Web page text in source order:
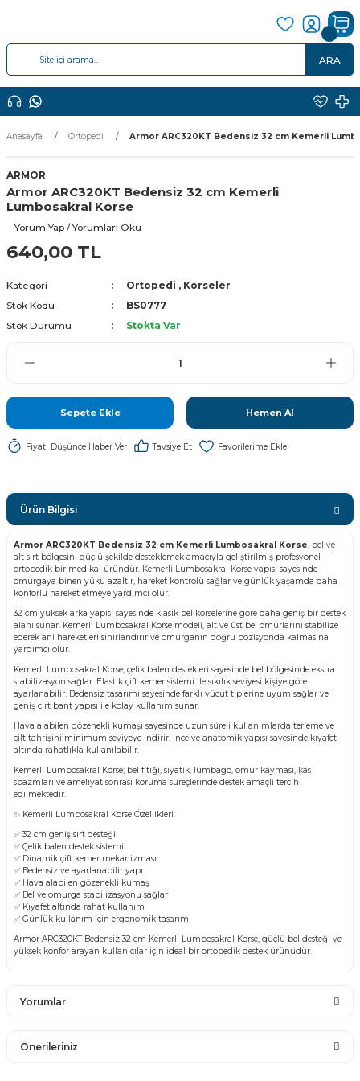
ARA
Anasayfa Ortopedi Armor ARC320KT Bedensiz 32 cm Kemerli
ARMOR
Armor ARC320KT Bedensiz 32 cm Kemerli
Lumbosakral Korse
Yorum Yap / Yorumları Oku
640,00 TL
Kategori Ortopedi , Korseler
Stok Kodu
BS0777
Stok Durumu
Stokta Var
Sepete Ekle Hemen Al
Fiyatı Düşünce Haber Ver Tavsiye Et
Ürün Bilgisi
Armor ARC320KT Bedensiz 32 cm Kemerli Lumbosakral Korse, bel ve
alt sırt bölgesini güçlü şekilde desteklemek amacıyla geliştirilmiş profesyonel
ortopedik bir medikal üründür. Kemerli Lumbosakral Korse yapısı sayesinde
omurgaya binen yükü azaltır, hareket kontrolü sağlar ve günlük yaşamda daha
konforlu hareket etmeye yardımcı olur.
32 cm yüksek arka yapısı sayesinde klasik bel korselerine göre daha geniş bir destek
alanı sunar. Kemerli Lumbosakral Korse modeli, alt ve üst bel omurlarını stabilize
ederek ani hareketleri sınırlandırır ve omurganın doğru pozisyonda kalmasına
yardımcı olur.
Kemerli Lumbosakral Korse, çelik balen destekleri sayesinde bel bölgesinde ekstra
stabilizasyon sağlar. Elastik çift kemer sistemi ile sıkılık seviyesi kişiye göre
ayarlanabilir. Bedensiz tasarımı sayesinde farklı vücut tiplerine uyum sağlar ve
geniş cırt bant yapısı ile kolay kullanım sunar.
Hava alabilen gözenekli kumaşı sayesinde uzun süreli kullanımlarda terleme ve
cilt tahrişini minimum seviyeye indirir. İnce ve anatomik yapısı sayesinde kıyafet
altında rahatlıkla kullanılabilir.
Kemerli Lumbosakral Korse; bel fıtığı, siyatik, lumbago, omur kayması, kas
spazmları ve ameliyat sonrası koruma süreçlerinde destek amaçlı tercih
edilmektedir.
✨ Kemerli Lumbosakral Korse Özellikleri:
✅ 32 cm geniş sırt desteği
✅ Çelik balen destek sistemi
✅ Dinamik çift kemer mekanizması
✅ Bedensiz ve ayarlanabilir yapı
✅ Hava alabilen gözenekli kumaş
✅ Bel ve omurga stabilizasyonu sağlar
✅ Kıyafet altında rahat kullanım
✅ Günlük kullanım için ergonomik tasarım
Armor ARC320KT Bedensiz 32 cm Kemerli Lumbosakral Korse, güçlü bel desteği ve
yüksek konfor arayan kullanıcılar için ideal bir ortopedik destek ürünüdür.
Yorumlar
Önerileriniz